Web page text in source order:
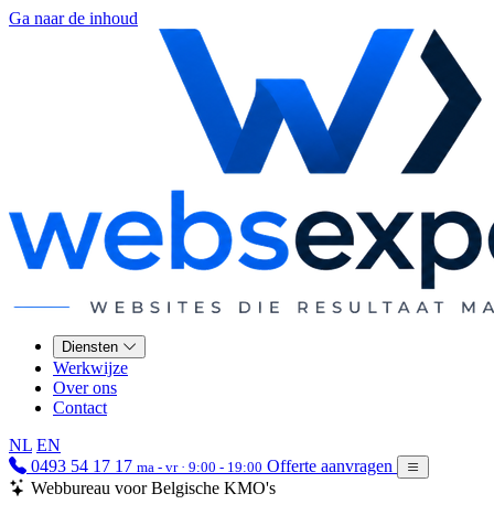
Ga naar de inhoud
Diensten
Werkwijze
Over ons
Contact
NL EN
0493 54 17 17 ma - vr · 9:00 - 19:00 Offerte aanvragen
Webbureau voor Belgische KMO's